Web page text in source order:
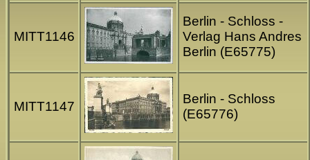
MITT1146
Berlin - Schloss -
Verlag Hans Andres
Berlin (E65775)
MITT1147
Berlin - Schloss
(E65776)